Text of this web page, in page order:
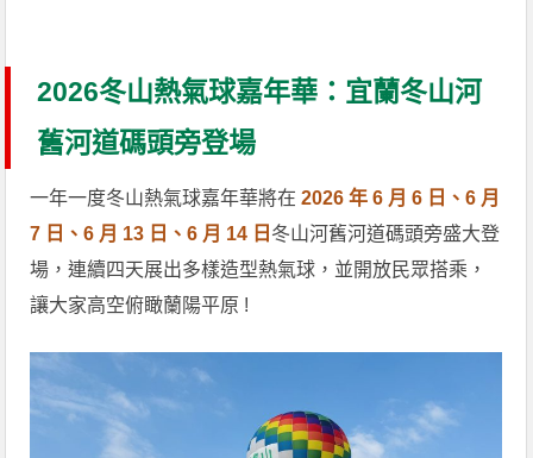
2026冬山熱氣球嘉年華：宜蘭冬山河
舊河道碼頭旁登場
一年一度冬山熱氣球嘉年華將在 2026 年 6 月 6 日、6 月
7 日、6 月 13 日、6 月 14 日 冬山河舊河道碼頭旁盛大登
場，連續四天展出多樣造型熱氣球，並開放民眾搭乘，
讓大家高空俯瞰蘭陽平原 !